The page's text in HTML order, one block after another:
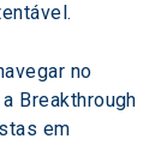
no
Breakthrough
em